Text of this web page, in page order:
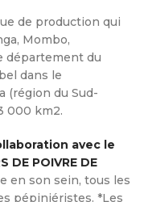
de production qui
Mombo,
département du
dans le
(région du Sud-
000 km2.
avec le
DE POIVRE DE
en son sein, tous les
pépiniéristes. *Les